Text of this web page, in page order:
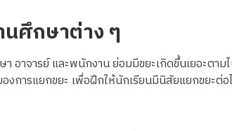
นศึกษาต่าง ๆ
าจารย์ และพนักงาน ย่อมมีขยะเกิดขึ้นเยอะตา
องการแยกขยะ เพื่อฝึกให้นักเรียนมีนิสัยแยกขยะต่